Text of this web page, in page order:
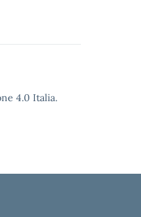
4.0 Italia.